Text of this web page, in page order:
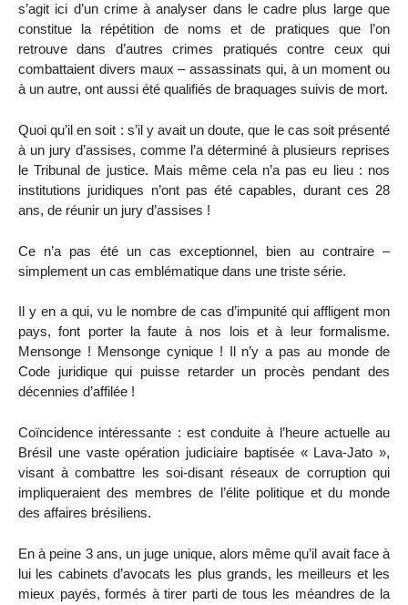
s’agit ici d’un crime à analyser dans le cadre plus large que
constitue la répétition de noms et de pratiques que l’on
retrouve dans d’autres crimes pratiqués contre ceux qui
combattaient divers maux – assassinats qui, à un moment ou
à un autre, ont aussi été qualifiés de braquages suivis de mort.
Quoi qu’il en soit : s’il y avait un doute, que le cas soit présenté
à un jury d’assises, comme l’a déterminé à plusieurs reprises
le Tribunal de justice. Mais même cela n’a pas eu lieu : nos
institutions juridiques n’ont pas été capables, durant ces 28
ans, de réunir un jury d’assises !
Ce n’a pas été un cas exceptionnel, bien au contraire –
simplement un cas emblématique dans une triste série.
Il y en a qui, vu le nombre de cas d’impunité qui affligent mon
pays, font porter la faute à nos lois et à leur formalisme.
Mensonge ! Mensonge cynique ! Il n’y a pas au monde de
Code juridique qui puisse retarder un procès pendant des
décennies d’affilée !
Coïncidence intéressante : est conduite à l’heure actuelle au
Brésil une vaste opération judiciaire baptisée « Lava-Jato »,
visant à combattre les soi-disant réseaux de corruption qui
impliqueraient des membres de l’élite politique et du monde
des affaires brésiliens.
En à peine 3 ans, un juge unique, alors même qu’il avait face à
lui les cabinets d’avocats les plus grands, les meilleurs et les
mieux payés, formés à tirer parti de tous les méandres de la